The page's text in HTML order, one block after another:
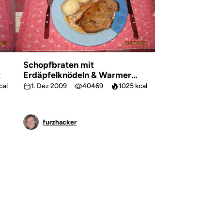
Schopfbraten mit
Erdäpfelknödeln & Warmer
Krautsalat
1. Dez 2009 40469 1025 kcal
furzhacker